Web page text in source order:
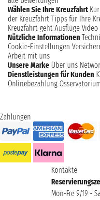
Wählen Sie Ihre Kreuzfahrt
der Kreuzfahrt Tipps für Ihre
Kreuzfahrt geht Ausflüge Video
Nützliche Informationen
Cookie-Einstellungen
Arbeit mit uns
Unsere Marke Über uns
Dienstleistungen für Kunden
Onlinebezahlung
Zahlungen
Kontakte
Mon-Fre 9/19 -